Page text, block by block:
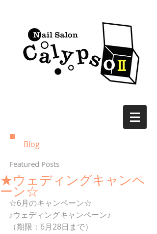
Blog
Featured Posts
★ウェディングキャンペ
ーン☆
☆6月のキャンペーン☆
♪ウェディングキャンペーン♪
（期限：6月28日まで）